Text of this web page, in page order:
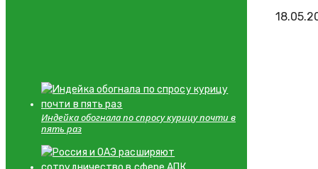
Индейка обогнала по спросу курицу почти в
пять раз